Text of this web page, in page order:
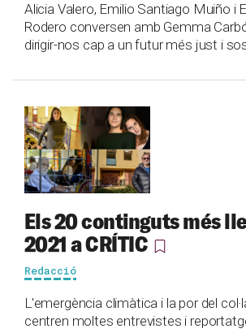
Alicia Valero, Emilio Santiago Muiño i
Rodero conversen amb Gemma
dirigir-nos cap a un futur més just i
Els 20 continguts més
2021 a CRÍTIC
Redacció
L'emergència climàtica i la por del
centren moltes entrevistes i